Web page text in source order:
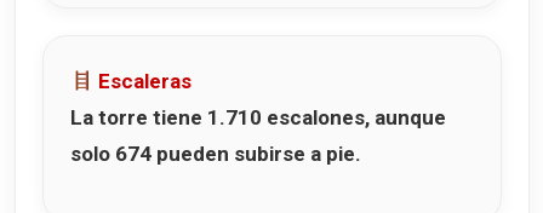
Escaleras
La torre tiene 1.710 escalones, aunque
solo 674 pueden subirse a pie.